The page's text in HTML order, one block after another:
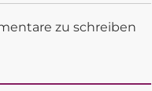
zu schreiben